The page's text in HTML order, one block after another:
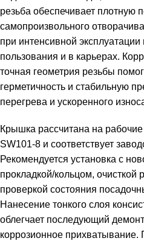
резьба обеспечивает плотную
самопроизвольного
при интенсивной
пользования и в карьерах.
точная геометрия резьбы
герметичность и стабильную
перегрева и ускоренного
Крышка рассчитана на рабочие
SW101-8 и соответствует
Рекомендуется установка с
прокладкой/кольцом, очисткой
проверкой состояния
Нанесение тонкого слоя
облегчает последующий
коррозионное